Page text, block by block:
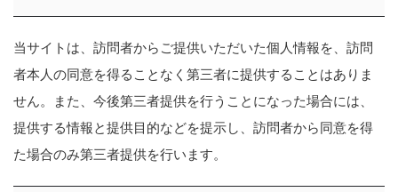
当サイトは、訪問者からご提供いただいた個人情報を、訪問
者本人の同意を得ることなく第三者に提供することはありま
せん。また、今後第三者提供を行うことになった場合には、
提供する情報と提供目的などを提示し、訪問者から同意を得
た場合のみ第三者提供を行います。